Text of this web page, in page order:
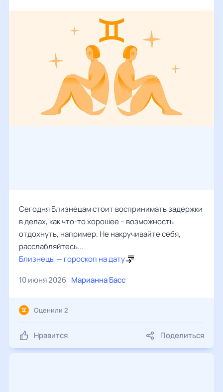
Сегодня Близнецам стоит воспринимать задержки
в делах, как что-то хорошее – возможность
отдохнуть, например. Не накручивайте себя,
расслабляйтесь...
Близнецы — гороскоп на дату
10 июня 2026 Марианна Басс
Нравится Поделиться
Оценили 2